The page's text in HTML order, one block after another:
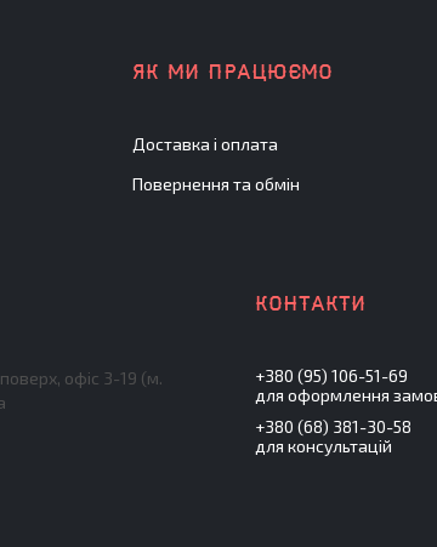
ЯК МИ ПРАЦЮЄМО
Доставка і оплата
Повернення та обмін
офіс 3-19 (м.
+380 (95) 106-51-69
для оформлення
+380 (68) 381-30-58
для консультацій